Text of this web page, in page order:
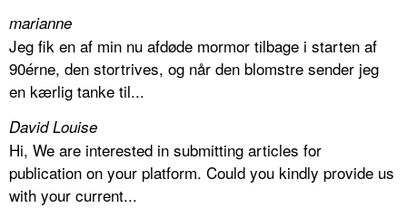
marianne
Jeg fik en af min nu afdøde mormor tilbage i starten af
90érne, den stortrives, og når den blomstre sender jeg
en kærlig tanke til...
David Louise
Hi, We are interested in submitting articles for
publication on your platform. Could you kindly provide us
with your current...